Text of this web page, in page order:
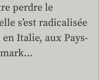
perdre le
s’est radicalisée
en Italie, aux Pays-